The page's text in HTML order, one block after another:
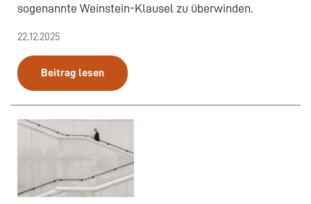
sogenannte Weinstein-Klausel zu überwinden.
22.12.2025
Beitrag lesen